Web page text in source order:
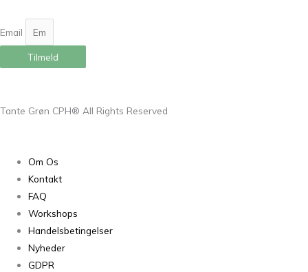
Email
Tilmeld
Tante Grøn CPH® All Rights Reserved
Om Os
Kontakt
FAQ
Workshops
Handelsbetingelser
Nyheder
GDPR